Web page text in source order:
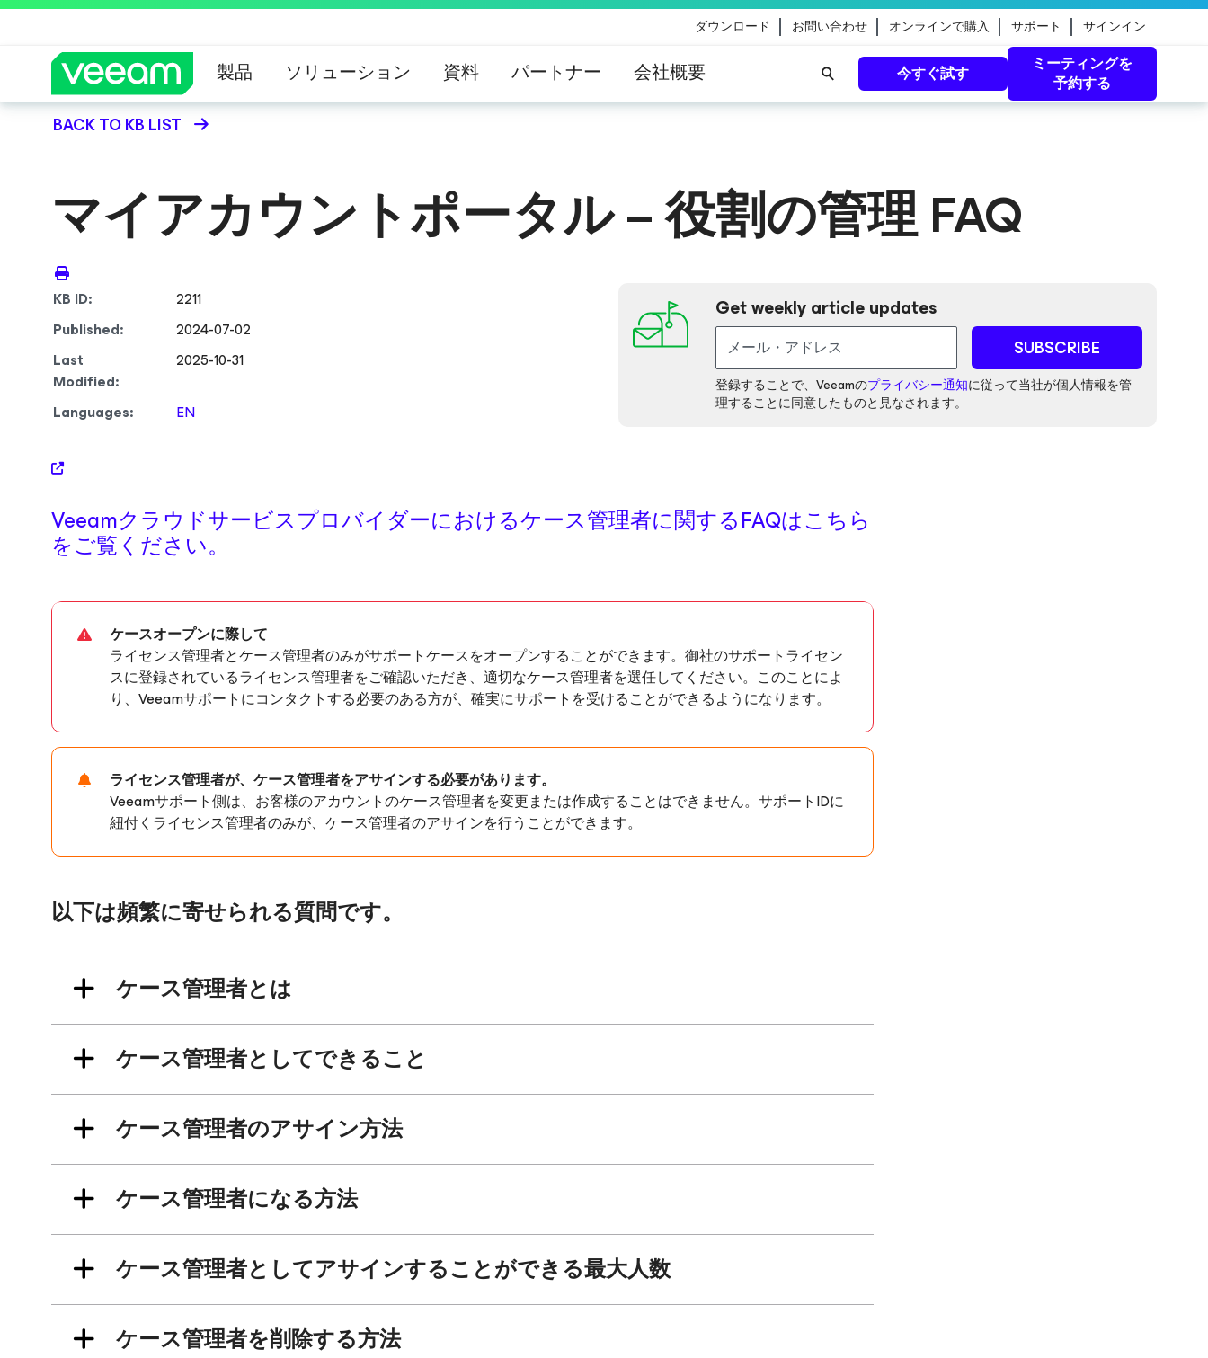
ダウンロード お問い合わせ オンラインで購入 サポート サインイン
製品 ソリューション 資料 パートナー 会社概要 今すぐ試す
ミーティングを
予約する
BACK TO KB LIST
マイアカウントポータル – 役割の管理 FAQ
KB ID:
2211
Published:
2024-07-02
Last
Modified:
2025-10-31
Languages: EN
Get weekly article updates
SUBSCRIBE
登録することで、Veeamのプライバシー通知に従って当社が個人情報を管
理することに同意したものと見なされます。
Veeamクラウドサービスプロバイダーにおけるケース管理者に関するFAQはこちら
をご覧ください。
ケースオープンに際して
ライセンス管理者とケース管理者のみがサポートケースをオープンすることができます。御社のサポートライセン
スに登録されているライセンス管理者をご確認いただき、適切なケース管理者を選任してください。このことによ
り、Veeamサポートにコンタクトする必要のある方が、確実にサポートを受けることができるようになります。
ライセンス管理者が、ケース管理者をアサインする必要があります。
Veeamサポート側は、お客様のアカウントのケース管理者を変更または作成することはできません。サポートIDに
紐付くライセンス管理者のみが、ケース管理者のアサインを行うことができます。
以下は頻繁に寄せられる質問です。
ケース管理者とは
ケース管理者としてできること
ケース管理者のアサイン方法
ケース管理者になる方法
ケース管理者としてアサインすることができる最大人数
ケース管理者を削除する方法